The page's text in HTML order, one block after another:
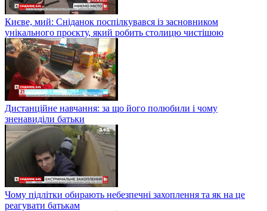
Києве, мий: Сніданок поспілкувався із засновником
унікального проєкту, який робить столицю чистішою
Дистанційне навчання: за що його полюбили і чому
зненавиділи батьки
Чому підлітки обирають небезпечні захоплення та як на це
реагувати батькам